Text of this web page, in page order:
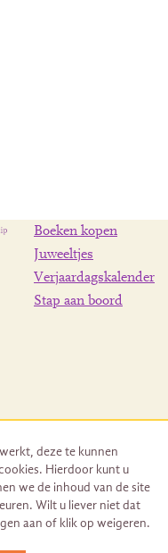
Boeken kopen
Juweeltjes
Verjaardagskalender
Stap aan boord
deze te kunnen
Hierdoor kunt u
we de inhoud van de site
Wilt u liever niet dat
aan of klik op weigeren.